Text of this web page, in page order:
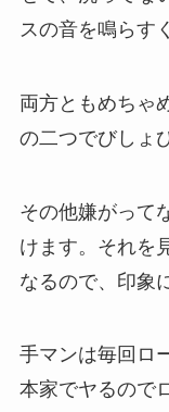
スの音を鳴らす
両方ともめちゃ
の二つでびしょ
その他嫌がって
けます。それを
なるので、印象
手マンは毎回ロ
本家でヤるので